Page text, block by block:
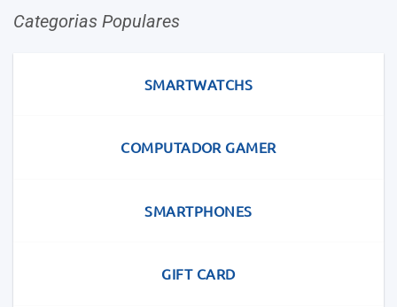
Categorias Populares
SMARTWATCHS
COMPUTADOR GAMER
SMARTPHONES
GIFT CARD